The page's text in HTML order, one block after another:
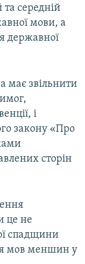
середній
мови, а
державної
має звільнити
і
закону «Про
сторін
це не
спадщини
мов меншин у